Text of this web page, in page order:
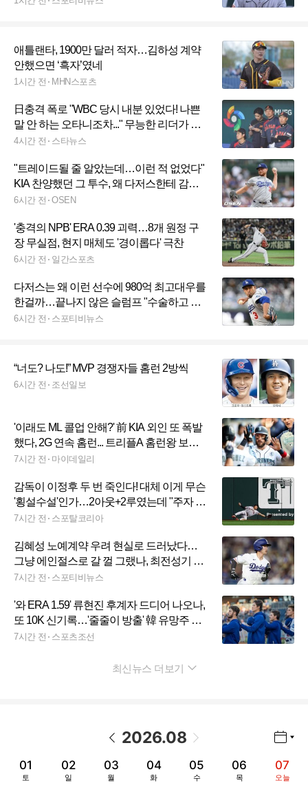
애틀랜타, 1900만 달러 적자…김하성 계약
안했으면 ‘흑자’였네
1시간 전 MHN스포츠
日충격 폭로 "WBC 당시 내분 있었다! 나쁜
말 안 하는 오타니조차..." 무능한 리더가 참
사냈다
4시간 전 스타뉴스
"트레이드될 줄 알았는데…이런 적 없었다"
KIA 찬양했던 그 투수, 왜 다저스한테 감동
했나
6시간 전 OSEN
'충격의 NPB' ERA 0.39 괴력…8개 원정 구
장 무실점, 현지 매체도 '경이롭다' 극찬
6시간 전 일간스포츠
다저스는 왜 이런 선수에 980억 최고대우를
한걸까…끝나지 않은 슬럼프 "수술하고 구
속 155km 올랐는데"
6시간 전 스포티비뉴스
“너도? 나도!” MVP 경쟁자들 홈런 2방씩
6시간 전 조선일보
'이래도 ML 콜업 안해?' 前 KIA 외인 또 폭발
했다, 2G 연속 홈런... 트리플A 홈런왕 보인
다→압도적 1위
7시간 전 마이데일리
감독이 이정후 두 번 죽인다! 대체 이게 무슨
'횡설수설'인가…2아웃+2루였는데 "주자 신
경 쓰느라" 황당 감싸기
7시간 전 스포탈코리아
김혜성 노예계약 우려 현실로 드러났다…
그냥 에인절스로 갈 껄 그랬나, 최전성기 날
릴 위기
7시간 전 스포티비뉴스
'와 ERA 1.59' 류현진 후계자 드디어 나오나,
또 10K 신기록…'줄줄이 방출' 韓 유망주 희
망되나
7시간 전 스포츠조선
최신뉴스 더보기
2026.08
01
토
02
일
03
월
04
화
05
수
06
목
07
오늘